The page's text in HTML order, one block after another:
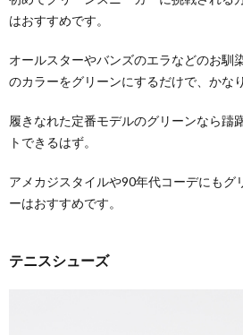
はおすすめです。
オールスターやバンズのエラなどのお馴
のカラーをグリーンにするだけで、かな
履きなれた定番モデルのグリーンなら躊
トできるはず。
アメカジスタイルや90年代コーデにもグ
ーはおすすめです。
テニスシューズ